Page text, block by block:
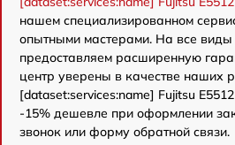
нашем специализированном
опытными мастерами. На все виды
предоставляем расширенную
центр уверены в качестве наших
[dataset:services:name] Fujitsu
-15% дешевле при оформлении
звонок или форму обратной связи.